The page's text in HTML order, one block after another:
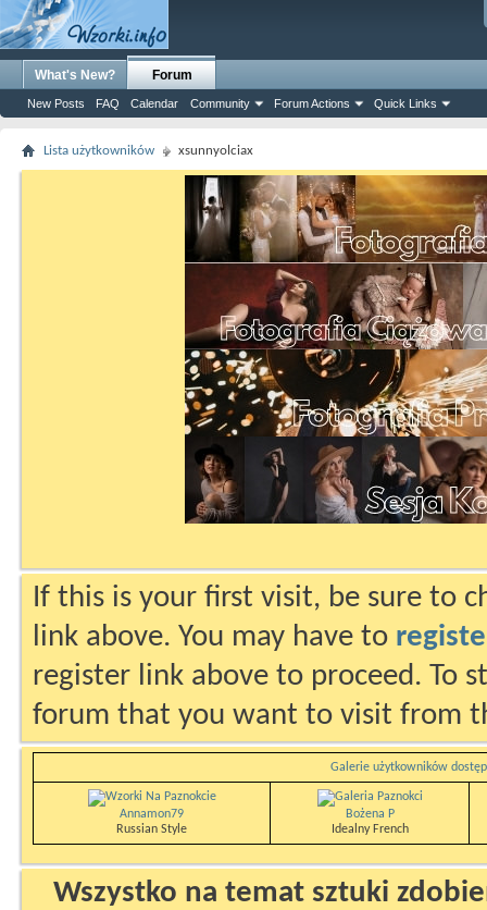
What's New? Forum
New Posts FAQ Calendar Community Forum Actions Quick Links
Lista użytkowników xsunnyolciax
If this is your first visit, be sure to
link above. You may have to
register link above to proceed. To
forum that you want to visit from
Galerie użytkowników
Annamon79
Russian Style
Bożena P
Idealny French
Wszystko na temat sztuki